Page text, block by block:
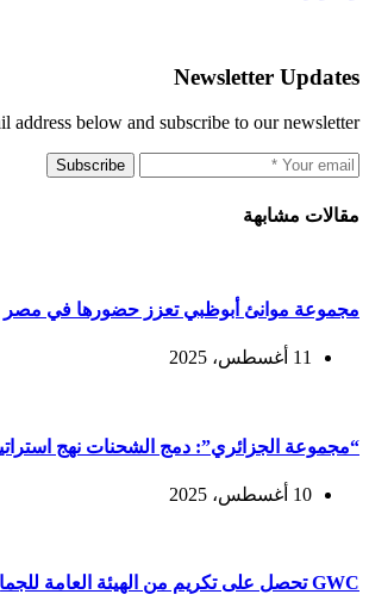
Newsletter Updates
address below and subscribe to our newsletter
Subscribe
مقالات مشابهة
مجموعة موانئ أبوظبي تعزز حضورها في مصر
11 أغسطس، 2025
“مجموعة الجزائري”: دمج الشحنات نهج
10 أغسطس، 2025
GWC تحصل على تكريم من الهيئة العامة للجمارك